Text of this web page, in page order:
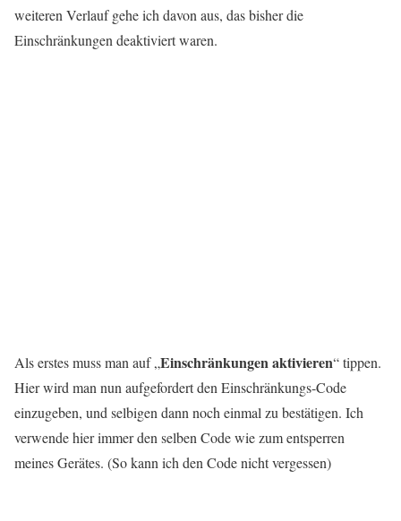
weiteren Verlauf gehe ich davon aus, das bisher die
Einschränkungen deaktiviert waren.
Als erstes muss man auf „Einschränkungen aktivieren“ tippen.
Hier wird man nun aufgefordert den Einschränkungs-Code
einzugeben, und selbigen dann noch einmal zu bestätigen. Ich
verwende hier immer den selben Code wie zum entsperren
meines Gerätes. (So kann ich den Code nicht vergessen)